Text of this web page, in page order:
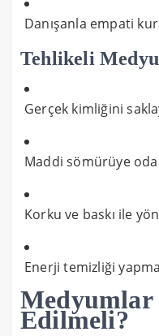
Danışanla empati
Tehlikeli
Gerçek kimliğini
Maddi sömürüye
Korku ve baskı ile
Enerji temizliği
Medyumlar
Edilmeli?